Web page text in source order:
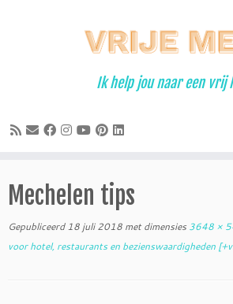
Ik help jou naar een vrij
Mechelen tips
Gepubliceerd 18 juli 2018 met dimensies 3648 ×
voor hotel, restaurants en bezienswaardigheden